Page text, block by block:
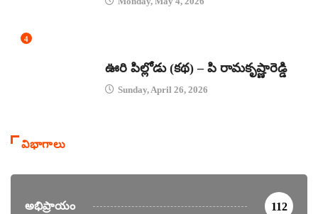
4
ఊరి పిల్లోడు (కథ) – పి రామకృష్ణారెడ్డి
Sunday, April 26, 2026
విభాగాలు
అభిప్రాయం 112